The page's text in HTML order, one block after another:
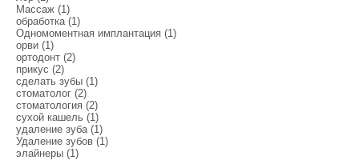
Массаж (1)
обработка (1)
Одномоментная имплантация (1)
орви (1)
ортодонт (2)
прикус (2)
сделать зубы (1)
стоматолог (2)
стоматология (2)
сухой кашель (1)
удаление зуба (1)
Удаление зубов (1)
элайнеры (1)